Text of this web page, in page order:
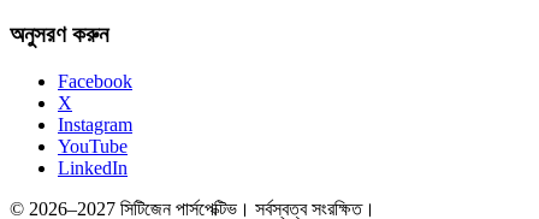
অনুসরণ করুন
Facebook
X
Instagram
YouTube
LinkedIn
© 2026–2027 সিটিজেন পার্সপেক্টিভ। সর্বস্বত্ব সংরক্ষিত।